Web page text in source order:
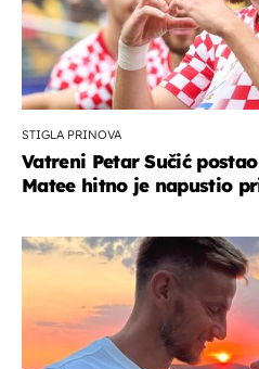
STIGLA PRINOVA
Vatreni Petar Sučić
Matee hitno je napustio